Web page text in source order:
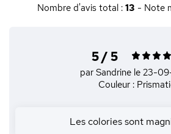
Nombre d'avis total : 13 - Note
5 / 5
par Sandrine le 23-
Couleur :
Les colories sont